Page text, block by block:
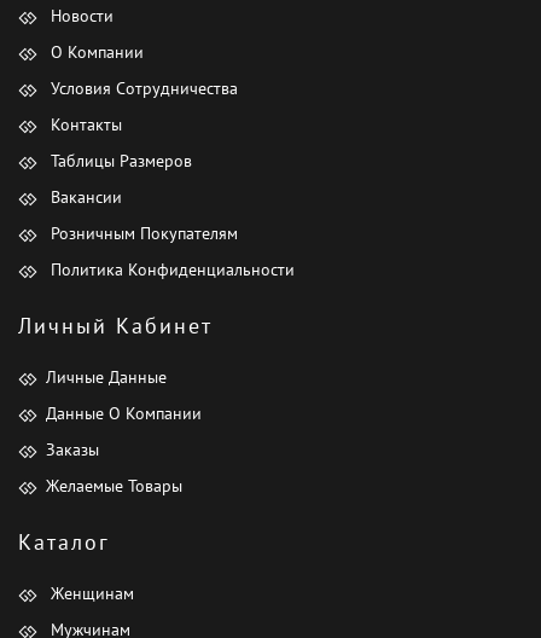
Новости
О Компании
Условия Сотрудничества
Контакты
Таблицы Размеров
Вакансии
Розничным Покупателям
Политика Конфиденциальности
Личный Кабинет
Личные Данные
Данные О Компании
Заказы
Желаемые Товары
Каталог
Женщинам
Мужчинам